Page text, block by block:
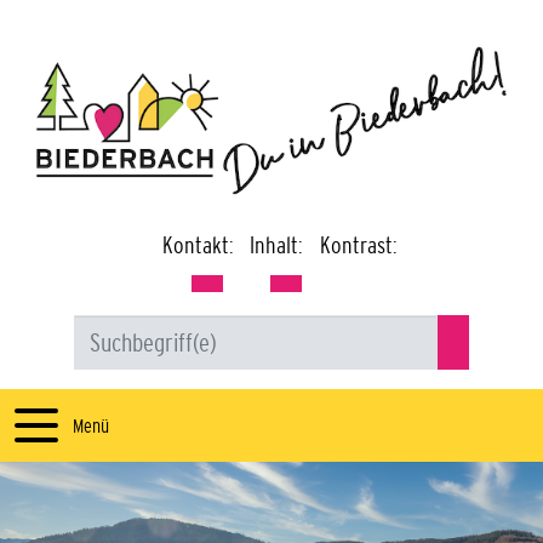
Kontakt: Inhalt: Kontrast:
Menü